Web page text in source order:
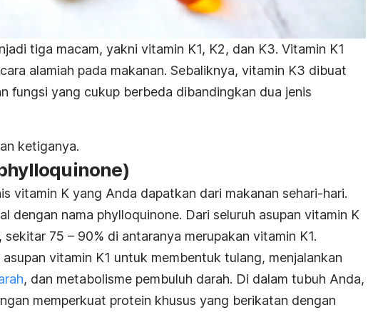
tiga macam, yakni vitamin K1, K2, dan K3. Vitamin K1
alamiah pada makanan. Sebaliknya, vitamin K3 dibuat
fungsi yang cukup berbeda dibandingkan dua jenis
ketiganya.
)
vitamin K yang Anda dapatkan dari makanan sehari-hari.
dengan nama phylloquinone. Dari seluruh asupan vitamin K
75 – 90% di antaranya merupakan vitamin K1.
vitamin K1 untuk membentuk tulang, menjalankan
, dan metabolisme pembuluh darah. Di dalam tubuh Anda,
memperkuat protein khusus yang berikatan dengan